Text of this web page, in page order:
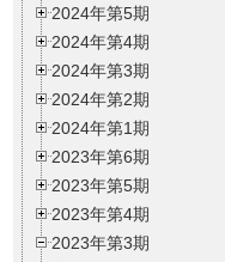
2024年第5期
2024年第4期
2024年第3期
2024年第2期
2024年第1期
2023年第6期
2023年第5期
2023年第4期
2023年第3期